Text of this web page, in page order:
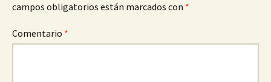
campos obligatorios están marcados con *
Comentario *